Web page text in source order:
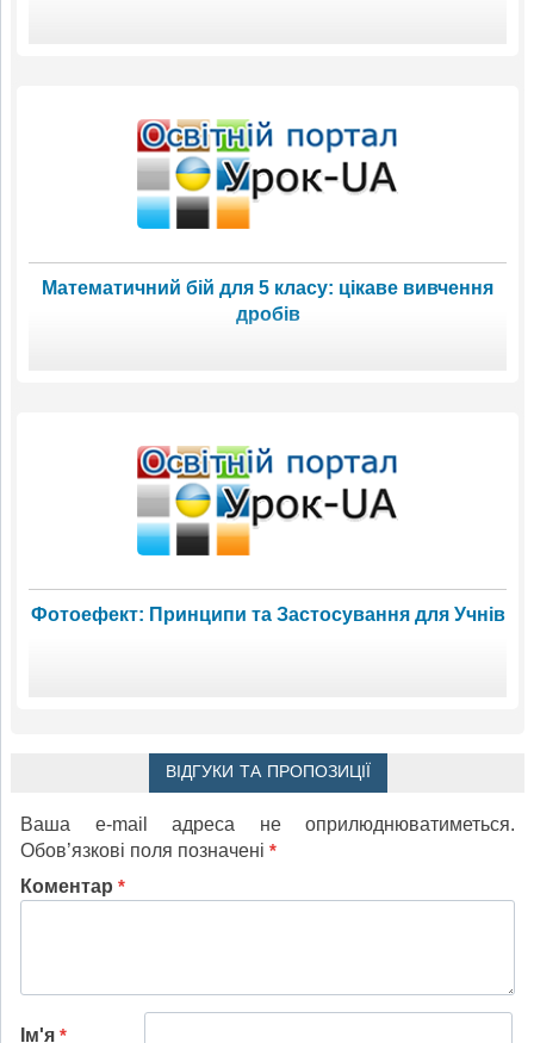
Математичний бій для 5 класу: цікаве вивчення
дробів
Фотоефект: Принципи та Застосування для Учнів
ВІДГУКИ ТА ПРОПОЗИЦІЇ
Ваша e-mail адреса не оприлюднюватиметься.
Обов’язкові поля позначені *
Коментар *
Ім'я *